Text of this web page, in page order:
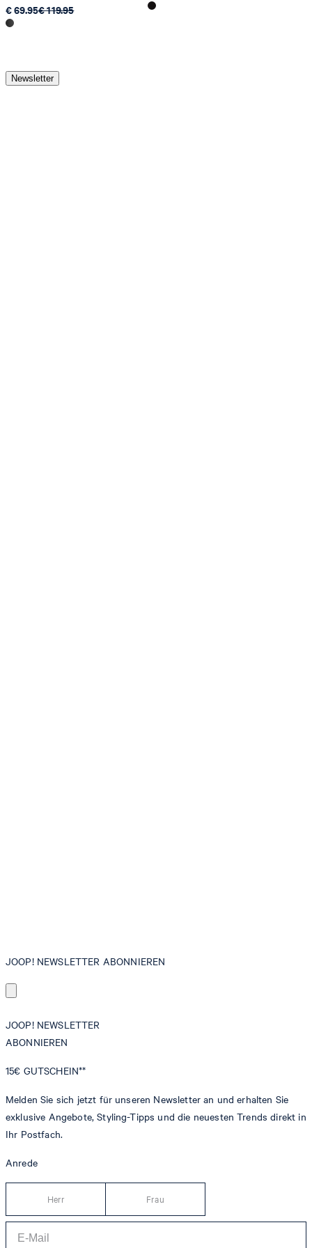
€ 69.95€ 119.95
Newsletter
JOOP! NEWSLETTER ABONNIEREN
JOOP! NEWSLETTER
ABONNIEREN
15€ GUTSCHEIN**
Melden Sie sich jetzt für unseren Newsletter an und erhalten Sie
exklusive Angebote, Styling-Tipps und die neuesten Trends direkt in
Ihr Postfach.
Anrede
Herr Frau